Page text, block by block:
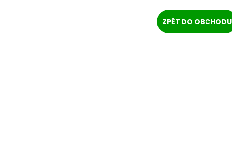
ZPĚT DO OBCHODU